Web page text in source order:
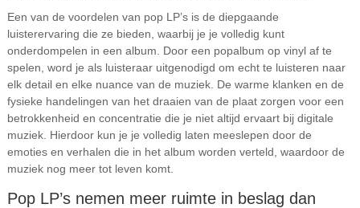
Een van de voordelen van pop LP’s is de diepgaande
luisterervaring die ze bieden, waarbij je je volledig kunt
onderdompelen in een album. Door een popalbum op vinyl af te
spelen, word je als luisteraar uitgenodigd om echt te luisteren naar
elk detail en elke nuance van de muziek. De warme klanken en de
fysieke handelingen van het draaien van de plaat zorgen voor een
betrokkenheid en concentratie die je niet altijd ervaart bij digitale
muziek. Hierdoor kun je je volledig laten meeslepen door de
emoties en verhalen die in het album worden verteld, waardoor de
muziek nog meer tot leven komt.
Pop LP’s nemen meer ruimte in beslag dan